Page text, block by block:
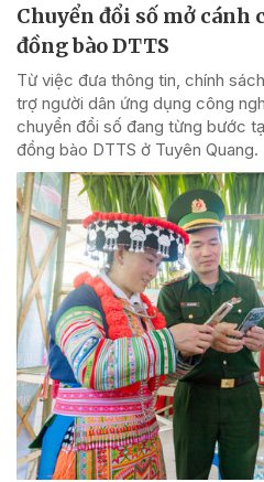
Chuyển đổi số mở cánh
đồng bào DTTS
Từ việc đưa thông tin, chính
trợ người dân ứng dụng công
chuyển đổi số đang từng bước
đồng bào DTTS ở Tuyên Quang.